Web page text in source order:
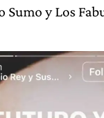
Sumo y Los